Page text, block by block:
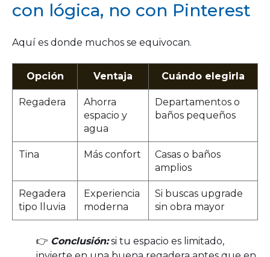
con lógica, no con Pinterest
Aquí es donde muchos se equivocan.
Opción Ventaja Cuándo elegirla
Regadera
Ahorra
espacio y
agua
Departamentos o
baños pequeños
Tina Más confort
Casas o baños
amplios
Regadera
tipo lluvia
Experiencia
moderna
Si buscas upgrade
sin obra mayor
👉 Conclusión:si tu espacio es limitado,